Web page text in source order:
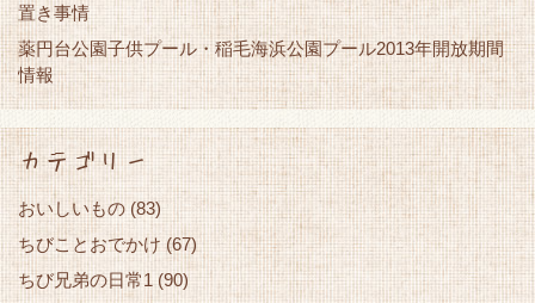
置き事情
薬円台公園子供プール・稲毛海浜公園プール2013年開放期間
情報
カテゴリー
おいしいもの (83)
ちびことおでかけ (67)
ちび兄弟の日常1(90)